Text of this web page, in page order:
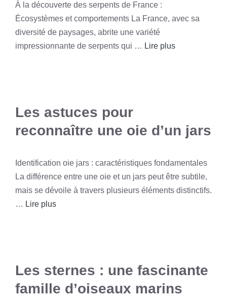
À la découverte des serpents de France :
Écosystèmes et comportements La France, avec sa
diversité de paysages, abrite une variété
impressionnante de serpents qui … Lire plus
Les astuces pour
reconnaître une oie d’un jars
Identification oie jars : caractéristiques fondamentales
La différence entre une oie et un jars peut être subtile,
mais se dévoile à travers plusieurs éléments distinctifs.
… Lire plus
Les sternes : une fascinante
famille d’oiseaux marins